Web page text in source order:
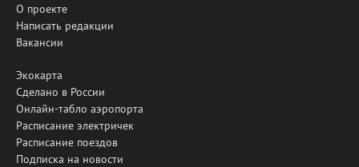
О проекте
Написать редакции
Вакансии
Экокарта
Сделано в России
Онлайн-табло аэропорта
Расписание электричек
Расписание поездов
Подписка на новости